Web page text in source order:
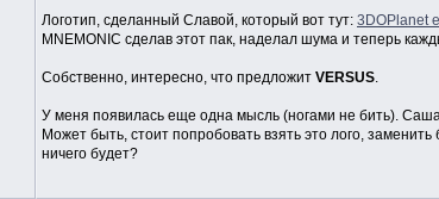
Логотип, сделанный Славой, который вот тут: 3DOPlanet
MNEMONIC сделав этот пак, наделал шума и теперь
Собственно, интересно, что предложит VERSUS.
У меня появилась еще одна мысль (ногами не бить). Саша
Может быть, стоит попробовать взять это лого,
ничего будет?